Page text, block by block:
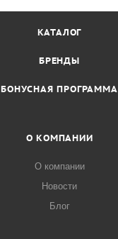
КАТАЛОГ
БРЕНДЫ
БОНУСНАЯ ПРОГРАММА
О КОМПАНИИ
О компании
Новости
Блог